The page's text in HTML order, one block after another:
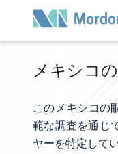
メキシコ
このメキシコの
範な調査を通じ
ヤーを特定して